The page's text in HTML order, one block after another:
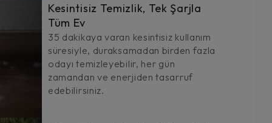
Kesintisiz Temizlik, Tek Şarjla
Tüm Ev
35 dakikaya varan kesintisiz kullanım
süresiyle, duraksamadan birden fazla
odayı temizleyebilir, her gün
zamandan ve enerjiden tasarruf
edebilirsiniz.